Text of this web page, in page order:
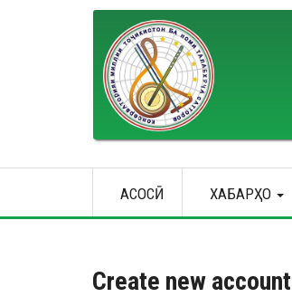
navigation
АСОСӢ ХАБАРҲО
Create new account